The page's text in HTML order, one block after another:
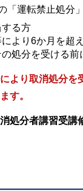
「運転禁止処分
る方
より6か月を
処分を受ける前
より取消処分を
す。
処分者講習受講